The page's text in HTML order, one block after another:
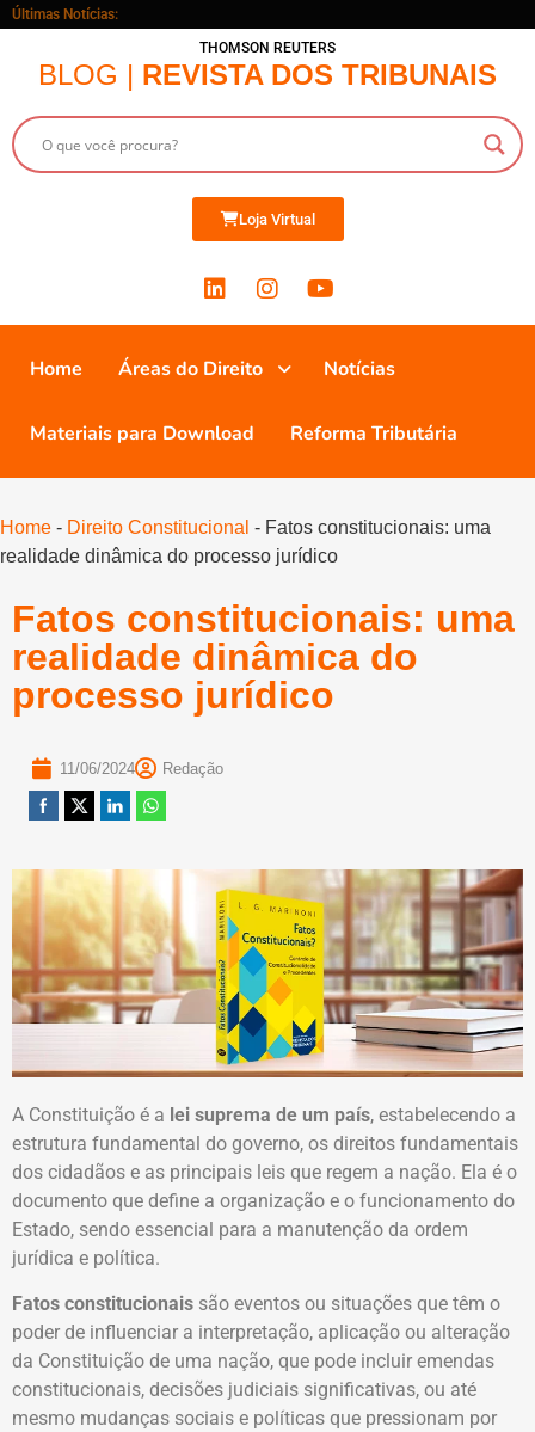
Últimas Notícias:
THOMSON REUTERS
BLOG | REVISTA DOS TRIBUNAIS
Loja Virtual
Home Áreas do Direito Notícias
Materiais para Download Reforma Tributária
Home - Direito Constitucional - Fatos constitucionais: uma
realidade dinâmica do processo jurídico
Fatos constitucionais: uma
realidade dinâmica do
processo jurídico
11/06/2024 Redação
A Constituição é a lei suprema de um país, estabelecendo a
estrutura fundamental do governo, os direitos fundamentais
dos cidadãos e as principais leis que regem a nação. Ela é o
documento que define a organização e o funcionamento do
Estado, sendo essencial para a manutenção da ordem
jurídica e política.
Fatos constitucionais são eventos ou situações que têm o
poder de influenciar a interpretação, aplicação ou alteração
da Constituição de uma nação, que pode incluir emendas
constitucionais, decisões judiciais significativas, ou até
mesmo mudanças sociais e políticas que pressionam por